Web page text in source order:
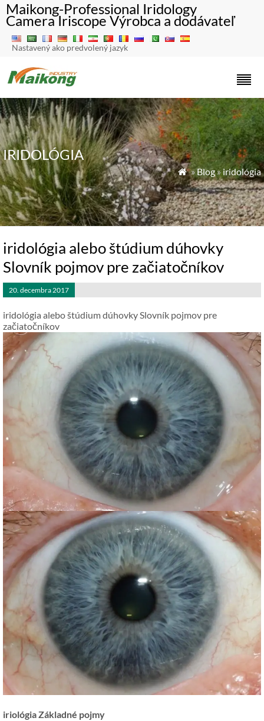
Maikong-Professional Iridology
Camera Iriscope Výrobca a dodávateľ
Nastavený ako predvolený jazyk
IRIDOLÓGIA
 »Blog»iridológia
iridológia alebo štúdium dúhovky
Slovník pojmov pre začiatočníkov
20. decembra 2017
iridológia alebo štúdium dúhovkySlovník pojmov pre
začiatočníkov
iriológia Základné pojmy